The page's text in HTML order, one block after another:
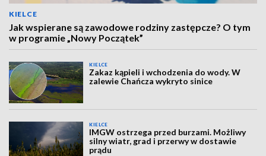
KIELCE
Jak wspierane są zawodowe rodziny zastępcze? O tym
w programie „Nowy Początek”
KIELCE
Zakaz kąpieli i wchodzenia do wody. W
zalewie Chańcza wykryto sinice
KIELCE
IMGW ostrzega przed burzami. Możliwy
silny wiatr, grad i przerwy w dostawie
prądu